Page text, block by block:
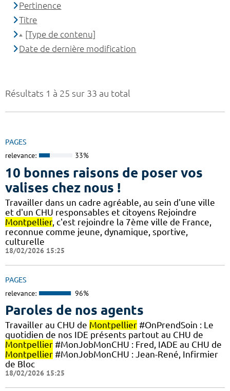
Résultats 1 à 25 sur 33 au total
PAGES
relevance: 33%
10 bonnes raisons de poser vos
valises chez nous !
Travailler dans un cadre agréable, au sein d'une ville
et d'un CHU responsables et citoyens Rejoindre
Montpellier, c'est rejoindre la 7ème ville de France,
reconnue comme jeune, dynamique, sportive,
culturelle
18/02/2026 15:25
PAGES
relevance: 96%
Paroles de nos agents
Travailler au CHU de Montpellier #OnPrendSoin : Le
quotidien de nos IDE présents partout au CHU de
Montpellier #MonJobMonCHU : Fred, IADE au CHU de
Montpellier #MonJobMonCHU : Jean-René, Infirmier
de Bloc
18/02/2026 15:25
Pertinence
Titre
[Type de contenu]
Date de dernière modification